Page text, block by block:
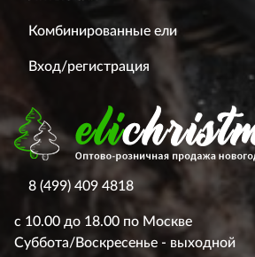
Комбинированные ели
Вход/регистрация
8 (499) 409 4818
с 10.00 до 18.00 по Москве
Суббота/Воскресенье - выходной